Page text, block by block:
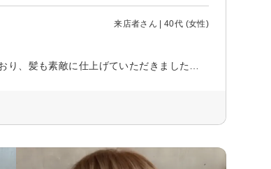
来店者さん | 40代 (女性)